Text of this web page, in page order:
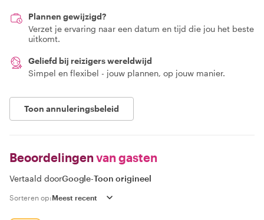
Plannen gewijzigd?
Verzet je ervaring naar een datum en tijd die jou het beste
uitkomt.
Geliefd bij reizigers wereldwijd
Simpel en flexibel - jouw plannen, op jouw manier.
Toon annuleringsbeleid
Beoordelingen van gasten
Vertaald doorGoogle-Toon origineel
Sorteren op: